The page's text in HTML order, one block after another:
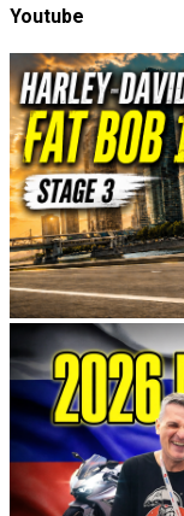
Youtube